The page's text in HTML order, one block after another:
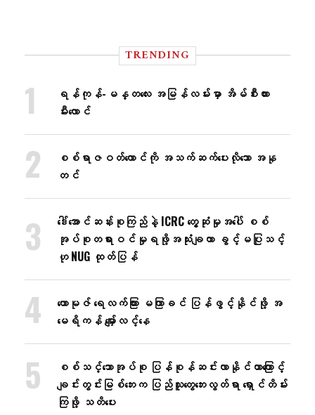
TRENDING
ရန်ကုန်-မန္တလေး အမြန်လမ်းမှာ အိမ်စီးကား
မီးလောင်
စစ်ရာဇဝတ်ကောင်ကို အသက်ဆက်ပေးလိုသော အနု
တင်
ဒေါ်အောင်ဆန်းစုကြည်နဲ့ ICRC တွေ့ဆုံမှုအပေါ် စစ်
အုပ်စုတရားဝင်မှုရဖို့အသုံးချတာ ခွင့်မပြုသင့်
ဟု NUG ထုတ်ပြန်
ဟောမုဇ် ရေလက်ကြား မကြာခင် ပြန်ဖွင့်နိုင်ဖို့ အ
မေရိကန် မျှော်လင့်နေ
စစ်သင်္ဘောအုပ်စု ပြန်စုန်ဆင်းလာနိုင်တာကြောင့်
ချင်းတွင်းမြစ်ဘေးက ပြည်သူတွေဘေးလွတ်ရာ ရှောင်တိမ်း
ကြဖို့ သတိပေး